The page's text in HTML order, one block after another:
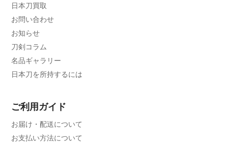
日本刀買取
お問い合わせ
お知らせ
刀剣コラム
名品ギャラリー
日本刀を所持するには
ご利用ガイド
お届け・配送について
お支払い方法について